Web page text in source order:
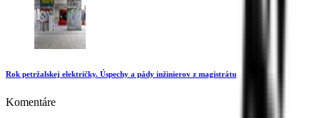
Rok petržalskej električky. Úspechy a pády inžinierov z magistrátu
Komentáre